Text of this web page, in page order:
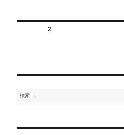
賞
得
果）
ー
ン
固定ページ2
検
索: